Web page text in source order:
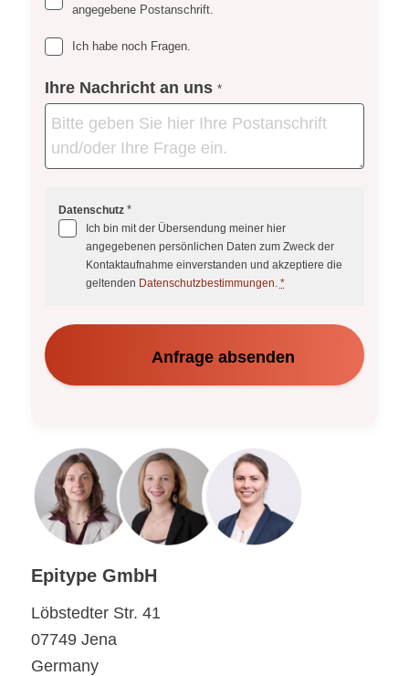
angegebene Postanschrift.
Ich habe noch Fragen.
Ihre Nachricht an uns *
Datenschutz *
Ich bin mit der Übersendung meiner hier
angegebenen persönlichen Daten zum Zweck der
Kontaktaufnahme einverstanden und akzeptiere die
geltenden Datenschutzbestimmungen. *
Anfrage absenden
Epitype GmbH
Löbstedter Str. 41
07749 Jena
Germany